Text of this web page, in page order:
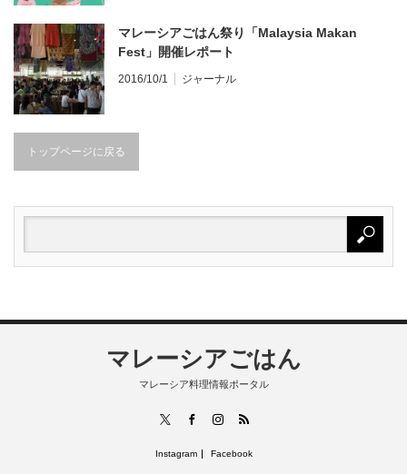
マレーシアごはん祭り「Malaysia Makan
Fest」開催レポート
2016/10/1 ジャーナル
トップページに戻る
マレーシアごはん
マレーシア料理情報ポータル
FacebookInstagram
RSS
Instagram Facebook